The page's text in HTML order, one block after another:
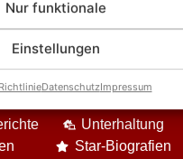
Nur funktionale
Einstellungen
DatenschutzImpressum
ANGEBOTES
Unterhaltung
Star-Biografien